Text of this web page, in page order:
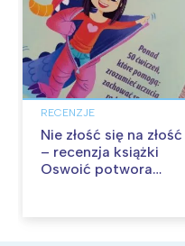
RECENZJE
Nie złość się na złość
– recenzja książki
Oswoić potwora